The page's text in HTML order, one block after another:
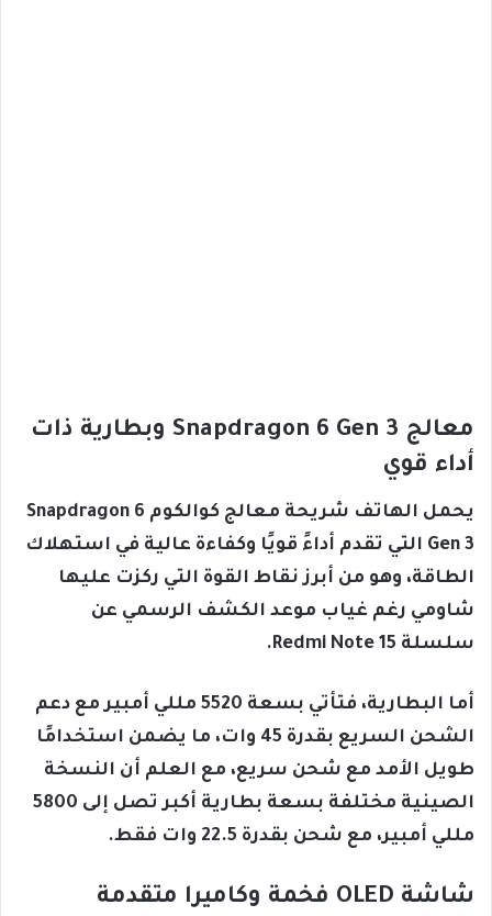
معالج Snapdragon 6 Gen 3 وبطارية ذات
أداء قوي
يحمل الهاتف شريحة معالج كوالكوم Snapdragon 6
Gen 3 التي تقدم أداءً قويًا وكفاءة عالية في استهلاك
الطاقة، وهو من أبرز نقاط القوة التي ركزت عليها
شاومي رغم غياب موعد الكشف الرسمي عن
سلسلة Redmi Note 15.
أما البطارية، فتأتي بسعة 5520 مللي أمبير مع دعم
الشحن السريع بقدرة 45 وات، ما يضمن استخدامًا
طويل الأمد مع شحن سريع، مع العلم أن النسخة
الصينية مختلفة بسعة بطارية أكبر تصل إلى 5800
مللي أمبير، مع شحن بقدرة 22.5 وات فقط.
شاشة OLED فخمة وكاميرا متقدمة